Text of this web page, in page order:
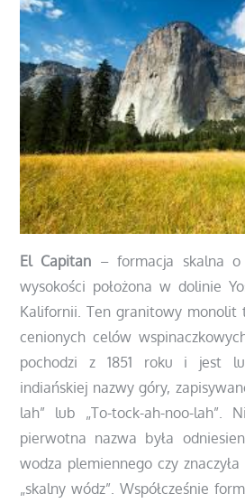
El Capitan – formacja skalna
wysokości położona w dolinie
Kalifornii. Ten granitowy monolit
cenionych celów
pochodzi z 1851 roku i jest
indiańskiej nazwy góry,
lah” lub „To-tock-ah-noo-lah”.
pierwotna nazwa była
wodza plemiennego czy
„skalny wódz”. Współcześnie